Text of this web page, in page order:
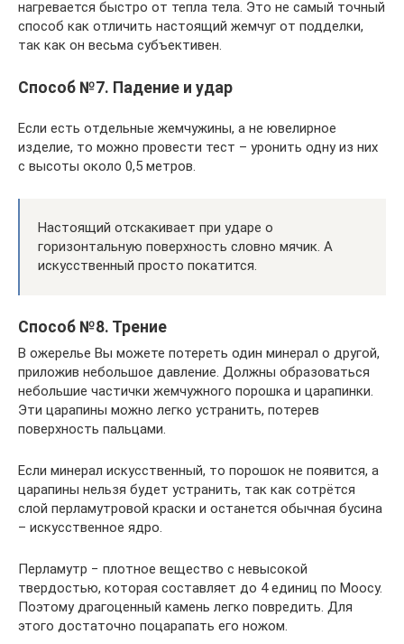
нагревается быстро от тепла тела. Это не самый точный
способ как отличить настоящий жемчуг от подделки,
так как он весьма субъективен.
Способ №7. Падение и удар
Если есть отдельные жемчужины, а не ювелирное
изделие, то можно провести тест – уронить одну из них
с высоты около 0,5 метров.
Настоящий отскакивает при ударе о
горизонтальную поверхность словно мячик. А
искусственный просто покатится.
Способ №8. Трение
В ожерелье Вы можете потереть один минерал о другой,
приложив небольшое давление. Должны образоваться
небольшие частички жемчужного порошка и царапинки.
Эти царапины можно легко устранить, потерев
поверхность пальцами.
Если минерал искусственный, то порошок не появится, а
царапины нельзя будет устранить, так как сотрётся
слой перламутровой краски и останется обычная бусина
– искусственное ядро.
Перламутр − плотное вещество с невысокой
твердостью, которая составляет до 4 единиц по Моосу.
Поэтому драгоценный камень легко повредить. Для
этого достаточно поцарапать его ножом.